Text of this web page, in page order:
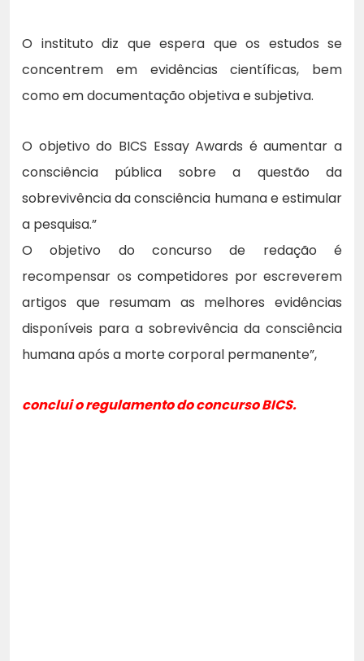
O instituto diz que espera que os estudos se
concentrem em evidências científicas, bem
como em documentação objetiva e subjetiva.
O objetivo do BICS Essay Awards é aumentar a
consciência pública sobre a questão da
sobrevivência da consciência humana e estimular
a pesquisa.”
O objetivo do concurso de redação é
recompensar os competidores por escreverem
artigos que resumam as melhores evidências
disponíveis para a sobrevivência da consciência
humana após a morte corporal permanente”,
conclui o regulamento do concurso BICS.